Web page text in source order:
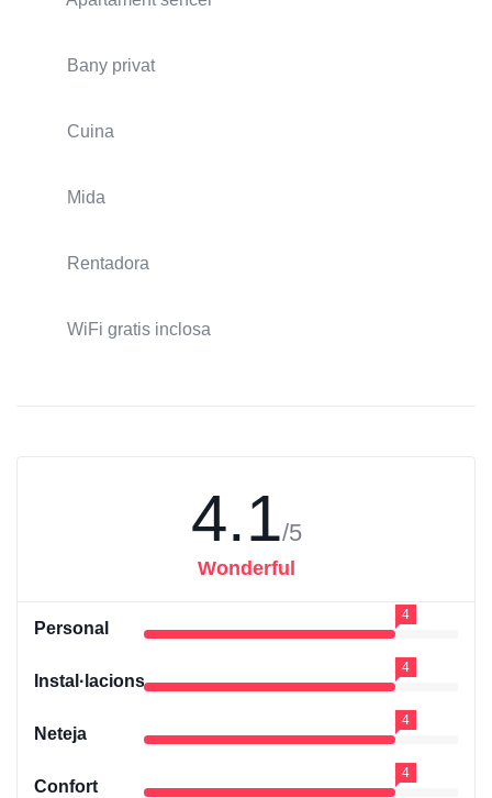
Bany privat
Cuina
Mida
Rentadora
WiFi gratis inclosa
4.1/5
Wonderful
Personal
4
Instal·lacions
4
Neteja
4
Confort
4